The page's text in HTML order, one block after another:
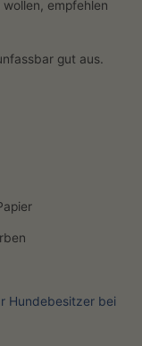
empfehlen
gut aus.
Hundebesitzer bei